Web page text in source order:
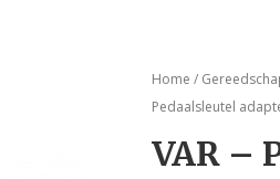
Home /
Pedaalsleutel
VAR –
VAR
-
adapter